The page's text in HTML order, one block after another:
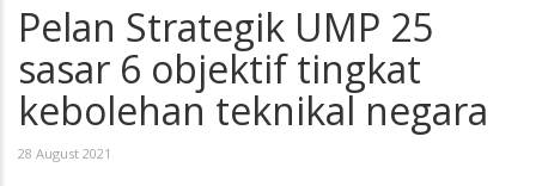
Pelan Strategik UMP 25
sasar 6 objektif tingkat
kebolehan teknikal negara
28 August 2021